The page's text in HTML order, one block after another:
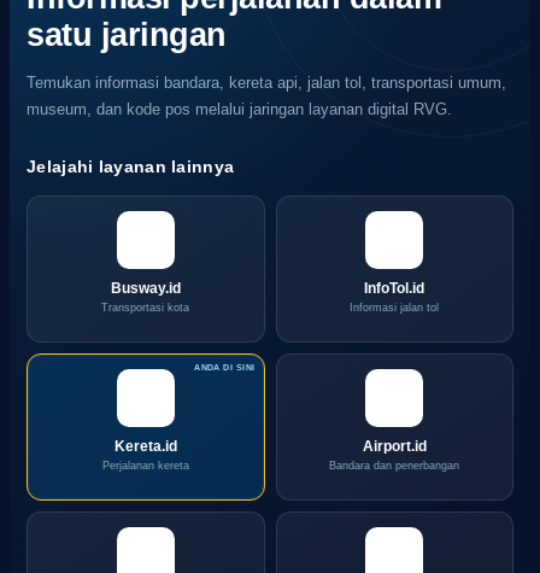
Argo
Kereta
satu jaringan
Temukan informasi bandara, kereta api, jalan tol, transportasi umum,
museum, dan kode pos melalui jaringan layanan digital RVG.
Jelajahi layanan lainnya
Busway.id
Transportasi kota
InfoTol.id
Informasi jalan tol
Kereta.id
Perjalanan kereta
Airport.id
Bandara dan penerbangan